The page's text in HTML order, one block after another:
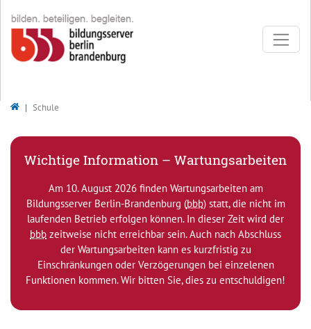
Bildungsserver Berlin - Brandenburg
Schule
Wichtige Information – Wartungsarbeiten
Am 10. August 2026 finden Wartungsarbeiten am
Bildungsserver Berlin-Brandenburg (bbb) statt, die nicht im
laufenden Betrieb erfolgen können. In dieser Zeit wird der
bbb zeitweise nicht erreichbar sein. Auch nach Abschluss
der Wartungsarbeiten kann es kurzfristig zu
Einschränkungen oder Verzögerungen bei einzelenen
Funktionen kommen. Wir bitten Sie, dies zu entschuldigen!